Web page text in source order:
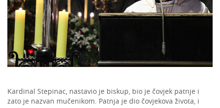
Kardinal Stepinac, nastavio je biskup, bio je čovjek patnje i
zato je nazvan mučenikom. Patnja je dio čovjekova života, i